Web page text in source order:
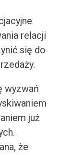
relacji
się do
wyzwań
już
że